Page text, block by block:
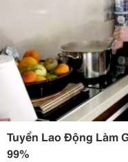
Tuyển Lao Động Làm
99%